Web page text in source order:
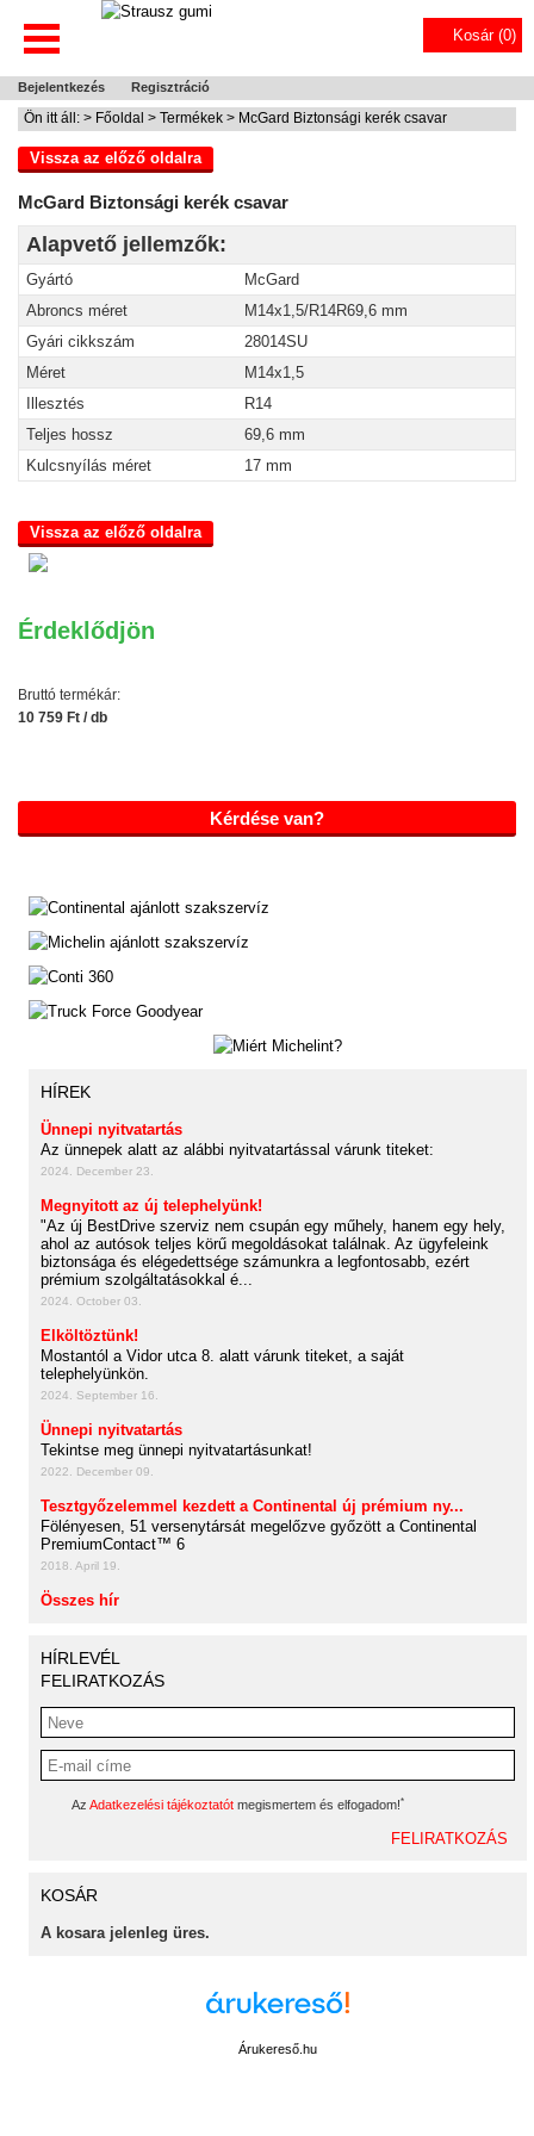
Kosár (0)
Bejelentkezés Regisztráció
Ön itt áll: > Főoldal > Termékek > McGard Biztonsági kerék csavar
Vissza az előző oldalra
McGard Biztonsági kerék csavar
Alapvető jellemzők:
Gyártó
McGard
Abroncs méret
M14x1,5/R14R69,6 mm
Gyári cikkszám
28014SU
Méret
M14x1,5
Illesztés
R14
Teljes hossz
69,6 mm
Kulcsnyílás méret
17 mm
Vissza az előző oldalra
Érdeklődjön
Bruttó termékár:
10 759 Ft / db
Kérdése van?
HÍREK
Ünnepi nyitvatartás
Az ünnepek alatt az alábbi nyitvatartással várunk titeket:
2024. December 23.
Megnyitott az új telephelyünk!
"Az új BestDrive szerviz nem csupán egy műhely, hanem egy hely,
ahol az autósok teljes körű megoldásokat találnak. Az ügyfeleink
biztonsága és elégedettsége számunkra a legfontosabb, ezért
prémium szolgáltatásokkal é...
2024. October 03.
Elköltöztünk!
Mostantól a Vidor utca 8. alatt várunk titeket, a saját
telephelyünkön.
2024. September 16.
Ünnepi nyitvatartás
Tekintse meg ünnepi nyitvatartásunkat!
2022. December 09.
Tesztgyőzelemmel kezdett a Continental új prémium ny...
Fölényesen, 51 versenytársát megelőzve győzött a Continental
PremiumContact™ 6
2018. April 19.
Összes hír
HÍRLEVÉL
FELIRATKOZÁS
Az Adatkezelési tájékoztatót megismertem és elfogadom!*
KOSÁR
A kosara jelenleg üres.
Árukereső.hu